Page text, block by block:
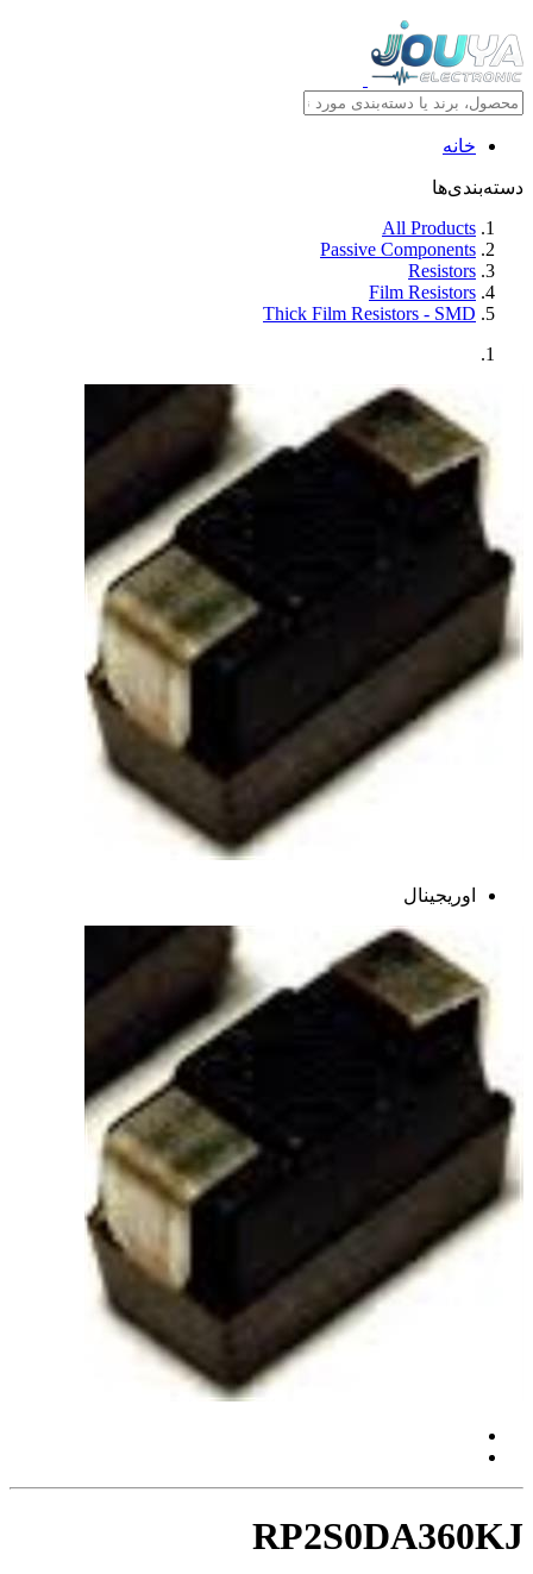
خانه
دسته‌بندی‌ها
All Products
Passive Components
Resistors
Film Resistors
Thick Film Resistors - SMD
اوریجینال
RP2S0DA360KJ